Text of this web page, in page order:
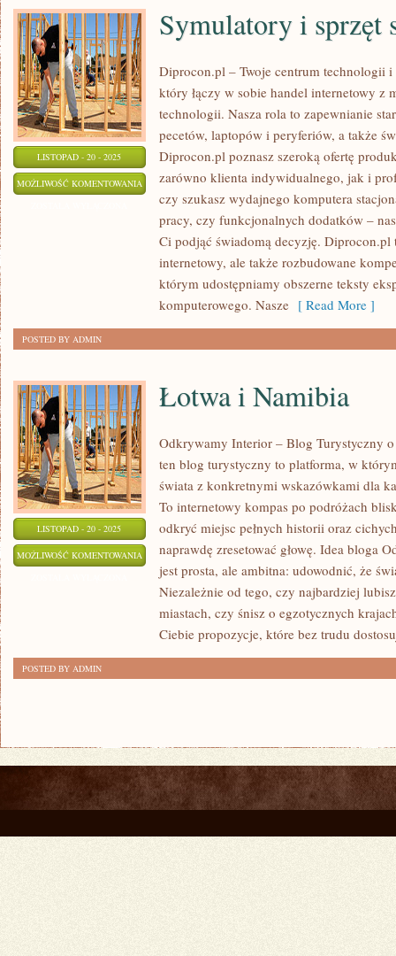
LISTOPAD - 20 - 2025
MOŻLIWOŚĆ KOMENTOWANIA SYMULATORY
SPRZĘT
SPECJALISTYCZNY
Symulatory i sprzęt
Diprocon.pl – Twoje centrum technologii
który łączy w sobie handel internetowy z
technologii. Nasza rola to zapewnianie
pecetów, laptopów i peryferiów, a także
Diprocon.pl poznasz szeroką ofertę
zarówno klienta indywidualnego, jak i
czy szukasz wydajnego komputera
pracy, czy funkcjonalnych dodatków –
Ci podjąć świadomą decyzję.
internetowy, ale także rozbudowane
którym udostępniamy obszerne teksty
komputerowego. Nasze [ Read More ]
POSTED BY ADMIN
LISTOPAD - 20 - 2025
MOŻLIWOŚĆ KOMENTOWANIA ŁOTWA
NAMIBIA
Łotwa i Namibia
Odkrywamy Interior – Blog Turystyczny
ten blog turystyczny to platforma, w
świata z konkretnymi wskazówkami dla
To internetowy kompas po podróżach
odkryć miejsc pełnych historii oraz
naprawdę zresetować głowę. Idea bloga
jest prosta, ale ambitna: udowodnić, że
Niezależnie od tego, czy najbardziej
miastach, czy śnisz o egzotycznych
Ciebie propozycje, które bez trudu
POSTED BY ADMIN